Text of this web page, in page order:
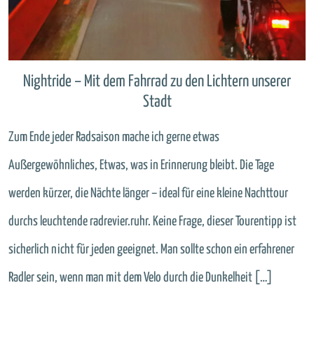
Nightride – Mit dem Fahrrad zu den Lichtern unserer
Stadt
Zum Ende jeder Radsaison mache ich gerne etwas
Außergewöhnliches, Etwas, was in Erinnerung bleibt. Die Tage
werden kürzer, die Nächte länger – ideal für eine kleine Nachttour
durchs leuchtende radrevier.ruhr. Keine Frage, dieser Tourentipp ist
sicherlich nicht für jeden geeignet. Man sollte schon ein erfahrener
Radler sein, wenn man mit dem Velo durch die Dunkelheit […]